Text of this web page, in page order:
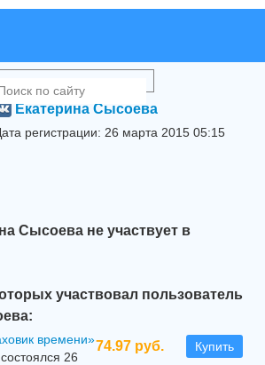
Екатерина Сысоева
регистрации: 26 марта 2015 05:15
Сысоева не участвует в
участвовал пользователь
74.97 руб. Купить
времени»
26